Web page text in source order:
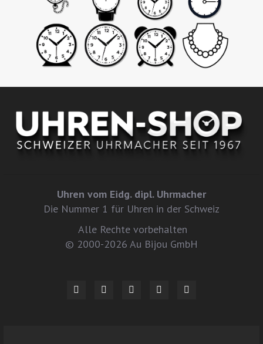
Uhren vom Eidg. dipl. Uhrmacher
Die Nummer 1 für Uhren in der Schweiz
Alle Rechte vorbehalten
© 2000-2026 Au Bijou GmbH